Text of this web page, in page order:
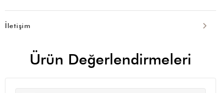
İletişim
Ürün Değerlendirmeleri